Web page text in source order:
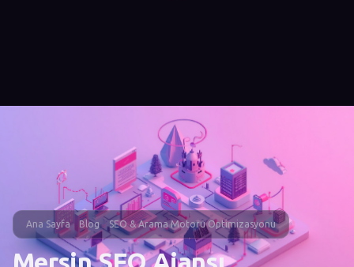
Ana Sayfa Blog SEO & Arama Motoru Optimizasyonu